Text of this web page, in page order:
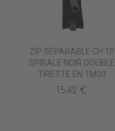
ZIP SEPARABLE CH 10
SPIRALE NOIR DOUBLE
TIRETTE EN 1M00
15,42 €